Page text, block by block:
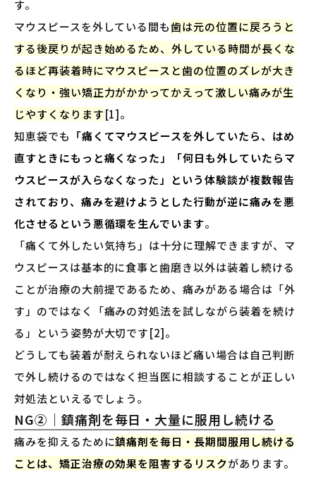
す。
マウスピースを外している間も歯は元の位置に戻ろうと
する後戻りが起き始めるため、外している時間が長くな
るほど再装着時にマウスピースと歯の位置のズレが大き
くなり・強い矯正力がかかってかえって激しい痛みが生
じやすくなります[1]。
知恵袋でも 「痛くてマウスピースを外していたら、はめ
直すときにもっと痛くなった」「何日も外していたらマ
ウスピースが入らなくなった」という体験談が複数報告
されており、痛みを避けようとした行動が逆に痛みを悪
化させるという悪循環を生んでいます。
「痛くて外したい気持ち」は十分に理解できますが、マ
ウスピースは基本的に食事と歯磨き以外は装着し続ける
ことが治療の大前提であるため、痛みがある場合は「外
す」のではなく「痛みの対処法を試しながら装着を続け
る」という姿勢が大切です[2]。
どうしても装着が耐えられないほど痛い場合は自己判断
で外し続けるのではなく担当医に相談することが正しい
対処法といえるでしょう。
NG②｜鎮痛剤を毎日・大量に服用し続ける
痛みを抑えるために鎮痛剤を毎日・長期間服用し続ける
ことは、矯正治療の効果を阻害するリスクがあります。